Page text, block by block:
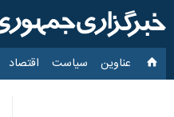
عناوین‌ سیاست اقتصاد